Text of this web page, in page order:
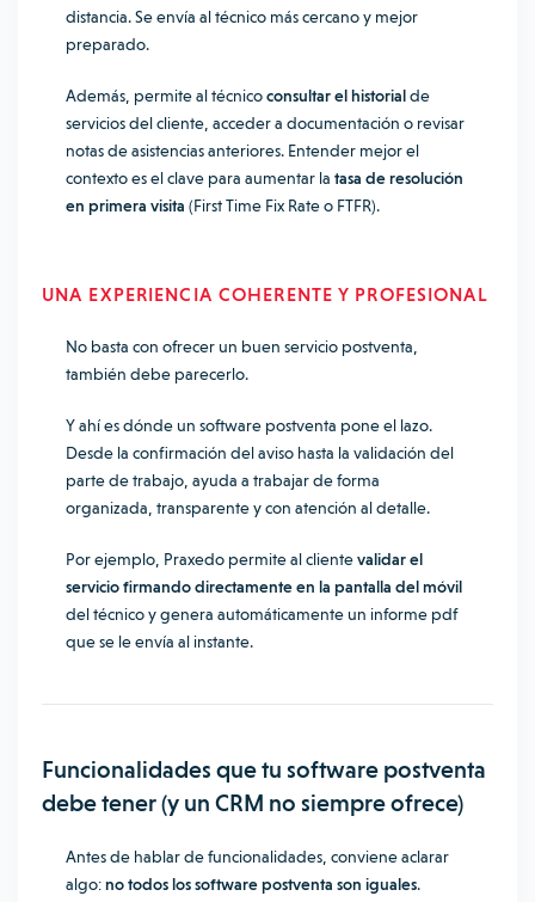
distancia. Se envía al técnico más cercano y mejor
preparado.
Además, permite al técnicoconsultar el historialde
servicios del cliente, acceder a documentación o revisar
notas de asistencias anteriores. Entender mejor el
contexto es el clave para aumentar la tasa de resolución
en primera visita (First Time Fix Rate o FTFR).
UNA EXPERIENCIA COHERENTE Y PROFESIONAL
No basta con ofrecer un buen servicio postventa,
también debe parecerlo.
Y ahí es dónde un software postventa pone el lazo.
Desde la confirmación del aviso hasta la validación del
parte de trabajo, ayuda a trabajar de forma
organizada, transparente y con atención al detalle.
Por ejemplo, Praxedo permite al clientevalidar el
servicio firmando directamente en la pantalla del móvil
del técnico y genera automáticamente un informe pdf
que se le envía al instante.
Funcionalidades que tu software postventa
debe tener (y un CRM no siempre ofrece)
Antes de hablar de funcionalidades, conviene aclarar
algo:no todos los software postventa son iguales.